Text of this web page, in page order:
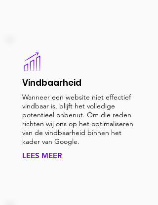
Vindbaarheid
Wanneer een website niet effectief
vindbaar is, blijft het volledige
potentieel onbenut. Om die reden
richten wij ons op het optimaliseren
van de vindbaarheid binnen het
kader van Google.
LEES MEER